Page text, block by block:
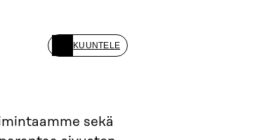
KUUNTELE
sekä